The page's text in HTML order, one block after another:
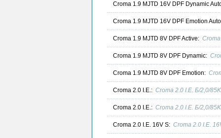
Croma 1.9 MJTD 16V DPF Dynamic
Croma 1.9 MJTD 16V DPF Emotion
Croma 1.9 MJTD 8V DPF Active:
Croma 1.9 MJTD 8V DPF Dynamic:
Croma 1.9 MJTD 8V DPF Emotion:
Croma 2.0 I.E.: Croma 2.0 I.E. Б/2,0/
Croma 2.0 I.E.: Croma 2.0 I.E. Б/2,0/
Croma 2.0 I.E. 16V S: Croma 2.0 I.E.